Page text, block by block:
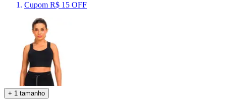
Cupom R$ 15 OFF
+ 1 tamanho